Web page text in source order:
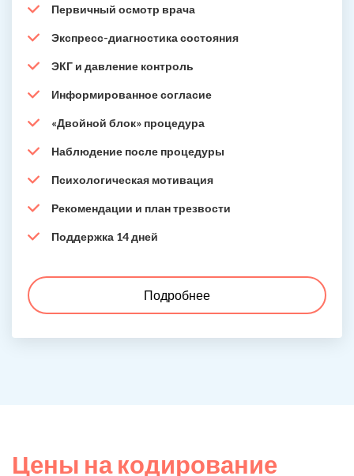
Первичный осмотр врача
Экспресс-диагностика состояния
ЭКГ и давление контроль
Информированное согласие
«Двойной блок» процедура
Наблюдение после процедуры
Психологическая мотивация
Рекомендации и план трезвости
Поддержка 14 дней
Подробнее
Цены на кодирование